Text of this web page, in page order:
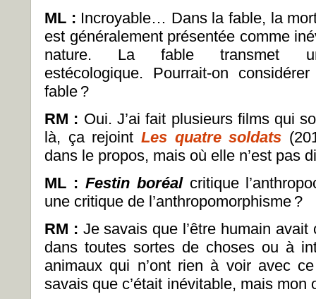
ML : Incroyable… Dans la fable, la
est généralement présentée comme
nature. La fable transmet
estécologique.
Pourrait-on
fable ?
RM : Oui. J’ai fait plusieurs films qui
là, ça rejoint Les quatre soldats
dans le propos, mais où elle n’est pas
ML : Festin boréalcritique
une critique de l’anthropomorphisme ?
RM : Je savais que l’être humain avait
dans toutes sortes de choses ou à
animaux qui n’ont rien à voir avec
savais que c’était inévitable, mais mon